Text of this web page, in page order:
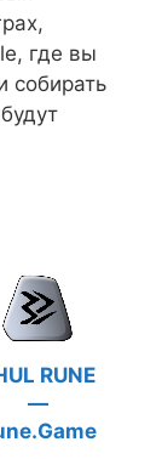
где вы
собирать
RUNE
—